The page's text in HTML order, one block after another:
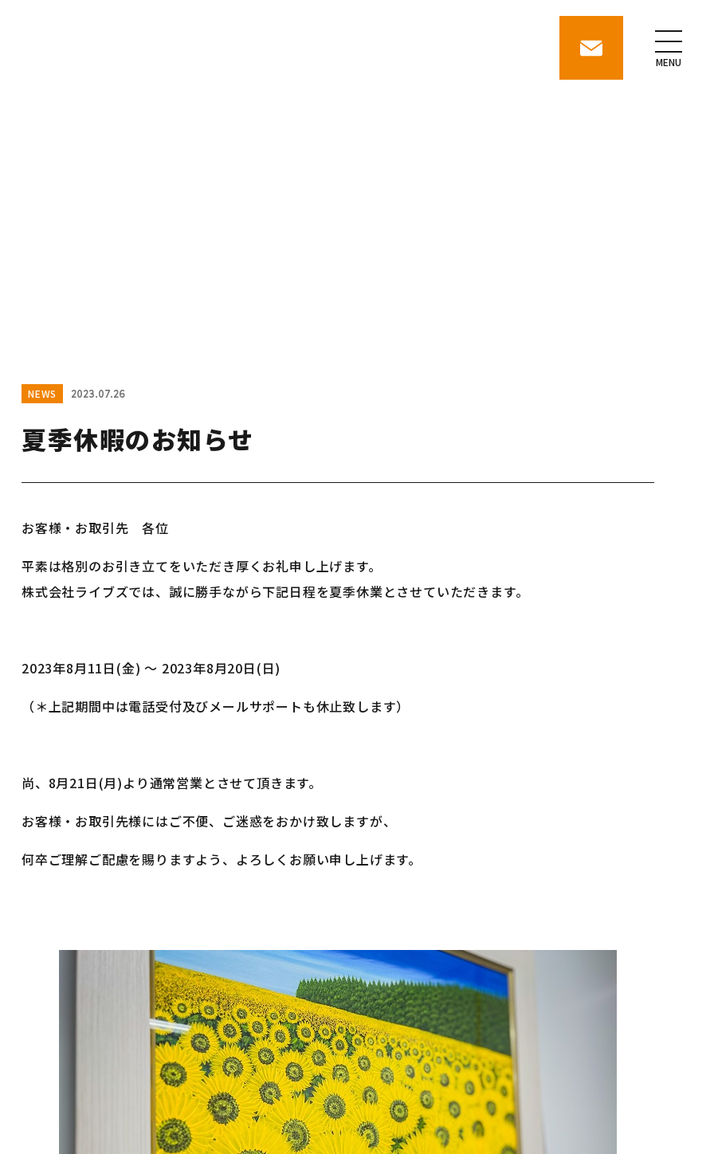
contact
MENU
NEWS 2023.07.26
夏季休暇のお知らせ
お客様・お取引先 各位
平素は格別のお引き立てをいただき厚くお礼申し上げます。
株式会社ライブズでは、誠に勝手ながら下記日程を夏季休業とさせていただきます。
2023年8月11日(金) 〜 2023年8月20日(日)
（＊上記期間中は電話受付及びメールサポートも休止致します）
尚、8月21日(月)より通常営業とさせて頂きます。
お客様・お取引先様にはご不便、ご迷惑をおかけ致しますが、
何卒ご理解ご配慮を賜りますよう、よろしくお願い申し上げます。